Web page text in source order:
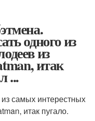
одного из
из
итак
...
самых интерестных
итак пугало.